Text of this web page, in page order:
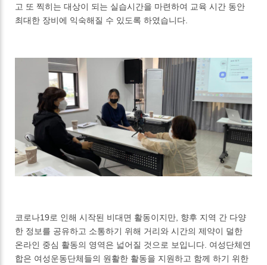
고 또 찍히는 대상이 되는 실습시간을 마련하여 교육 시간 동안
최대한 장비에 익숙해질 수 있도록 하였습니다.
코로나19로 인해 시작된 비대면 활동이지만, 향후 지역 간 다양
한 정보를 공유하고 소통하기 위해 거리와 시간의 제약이 덜한
온라인 중심 활동의 영역은 넓어질 것으로 보입니다. 여성단체연
합은 여성운동단체들의 원활한 활동을 지원하고 함께 하기 위한